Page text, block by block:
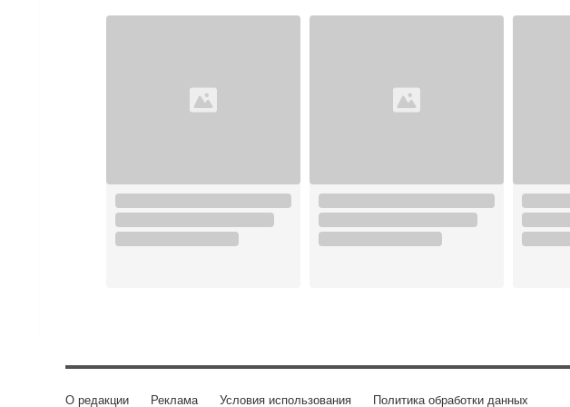
О редакции Реклама Условия использования Политика обработки данных